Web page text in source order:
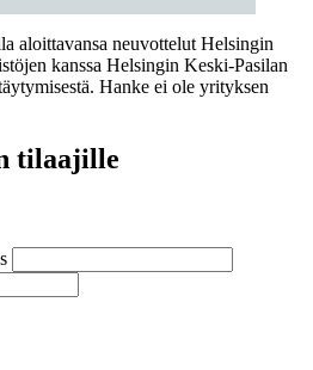
aloittavansa neuvottelut Helsingin
kanssa Helsingin Keski-Pasilan
Hanke ei ole yrityksen
tilaajille